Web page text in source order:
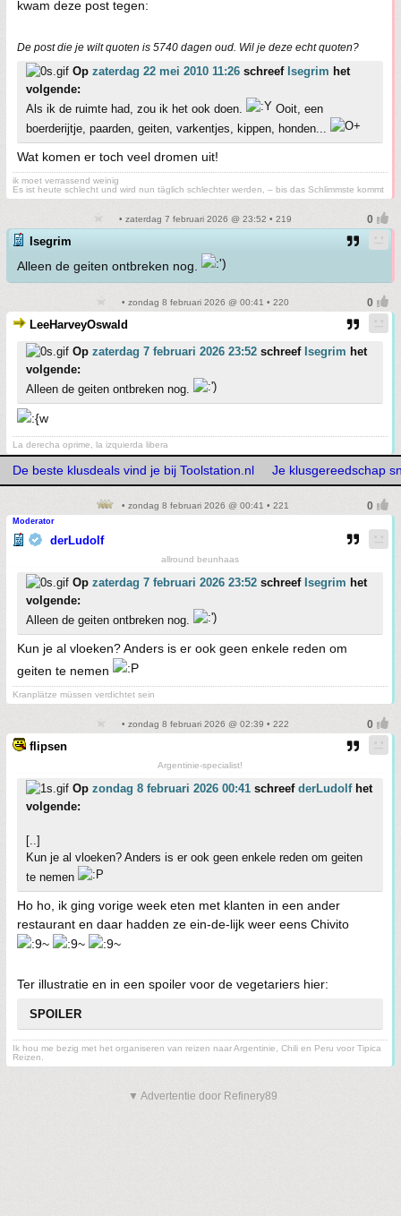
kwam deze post tegen:
De post die je wilt quoten is 5740 dagen oud. Wil je deze echt quoten?
Op zaterdag 22 mei 2010 11:26 schreef Isegrim het
volgende:
Als ik de ruimte had, zou ik het ook doen.
Ooit, een
boerderijtje, paarden, geiten, varkentjes, kippen, honden...
Wat komen er toch veel dromen uit!
ik moet verrassend weinig
Es ist heute schlecht und wird nun täglich schlechter werden, – bis das Schlimmste kommt
• zaterdag 7 februari 2026 @ 23:52 • 219
Isegrim
Alleen de geiten ontbreken nog.
• zondag 8 februari 2026 @ 00:41 • 220
LeeHarveyOswald
Op zaterdag 7 februari 2026 23:52 schreef Isegrim het
volgende:
Alleen de geiten ontbreken nog.
La derecha oprime, la izquierda libera
De beste klusdeals vind je bij Toolstation.nl Je klusgereedschap
• zondag 8 februari 2026 @ 00:41 • 221
Moderator
derLudolf
allround beunhaas
Op zaterdag 7 februari 2026 23:52 schreef Isegrim het
volgende:
Alleen de geiten ontbreken nog.
Kun je al vloeken? Anders is er ook geen enkele reden om
geiten te nemen
Kranplätze müssen verdichtet sein
• zondag 8 februari 2026 @ 02:39 • 222
flipsen
Argentinie-specialist!
Op zondag 8 februari 2026 00:41 schreef derLudolfhet
volgende:
[..]
Kun je al vloeken? Anders is er ook geen enkele reden om geiten
te nemen
Ho ho, ik ging vorige week eten met klanten in een ander
restaurant en daar hadden ze ein-de-lijk weer eens Chivito
Ter illustratie en in een spoiler voor de vegetariers hier:
SPOILER
Ik hou me bezig met het organiseren van reizen naar Argentinie, Chili en Peru voor Tipica
Reizen.
▼ Advertentie door Refinery89